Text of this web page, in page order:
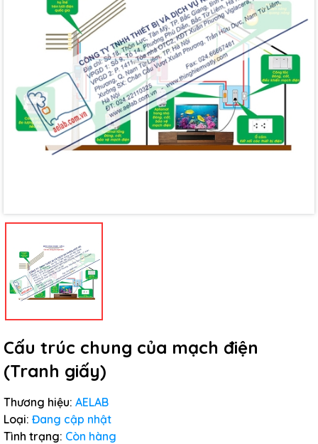
Cấu trúc chung của mạch điện
(Tranh giấy)
Thương hiệu: AELAB
Loại: Đang cập nhật
Tình trạng: Còn hàng